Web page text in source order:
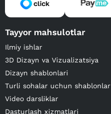
Tayyor mahsulotlar
Ilmiy ishlar
3D Dizayn va Vizualizatsiya
Dizayn shablonlari
Turli sohalar uchun shablonlar
Video darsliklar
Dasturlash xizmatlari